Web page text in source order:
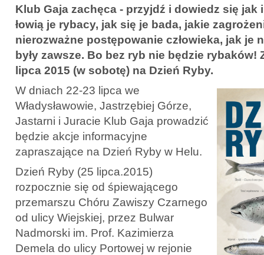
Klub Gaja zachęca - przyjdź i dowiedz się jak
łowią je rybacy, jak się je bada, jakie
nierozważne postępowanie człowieka, jak je
były zawsze. Bo bez ryb nie będzie rybaków!
lipca 2015 (w sobotę) na Dzień Ryby.
W dniach 22-23 lipca we
Władysławowie, Jastrzębiej Górze,
Jastarni i Juracie Klub Gaja prowadzić
będzie akcje informacyjne
zapraszające na Dzień Ryby w Helu.
Dzień Ryby (25 lipca.2015)
rozpocznie się od śpiewającego
przemarszu Chóru Zawiszy Czarnego
od ulicy Wiejskiej, przez Bulwar
Nadmorski im. Prof. Kazimierza
Demela do ulicy Portowej w rejonie